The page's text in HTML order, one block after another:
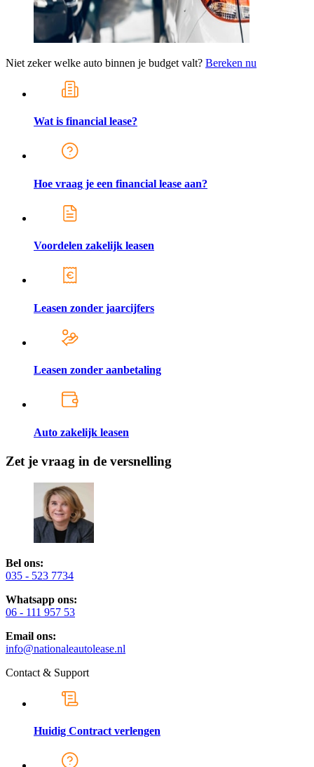
Niet zeker welke auto binnen je budget valt? Bereken nu
Wat is financial lease?
Hoe vraag je een financial lease aan?
Voordelen zakelijk leasen
Leasen zonder jaarcijfers
Leasen zonder aanbetaling
Auto zakelijk leasen
Zet je vraag in de versnelling
Bel ons:
035 - 523 7734
Whatsapp ons:
06 - 111 957 53
Email ons:
info@nationaleautolease.nl
Contact & Support
Huidig Contract verlengen